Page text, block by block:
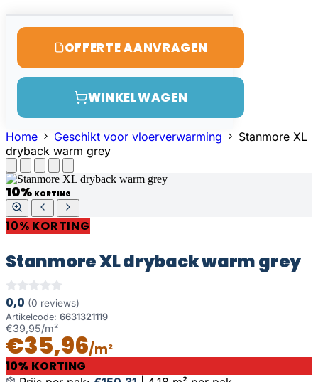
OFFERTE AANVRAGEN
WINKELWAGEN
Home Geschikt voor vloerverwarming
Stanmore XL
dryback warm grey
10% KORTING
10% KORTING
Stanmore XL dryback warm grey
0,0 (0 reviews)
Artikelcode: 6631321119
€39,95/m²
€35,96/m²
10% KORTING